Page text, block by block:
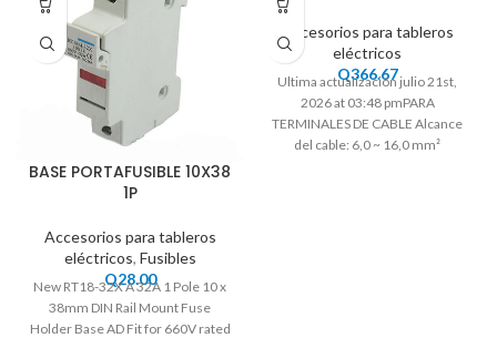
BASE PORTAFUSIBLE 10X38
1P
Accesorios para tableros
eléctricos, Fusibles
Q28.00
New RT18-32X A 32A 1 Pole 10 x
38mm DIN Rail Mount Fuse
Holder Base AD Fit for 660V rated
Accesorios para tableros
eléctricos
Q366.67
Ultima actualización julio 21st,
2026 at 03:48 pmPARA
TERMINALES DE CABLE Alcance
del cable: 6,0 ~ 16,0 mm²